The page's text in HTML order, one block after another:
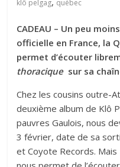
klô pelgag québec
CADEAU – Un peu
officielle en France, la
permet d’écouter
thoraciquesur sa
Chez les cousins outre-
deuxième album de Klô
pauvres Gaulois, nous
3 février, date de sa
et Coyote Records.